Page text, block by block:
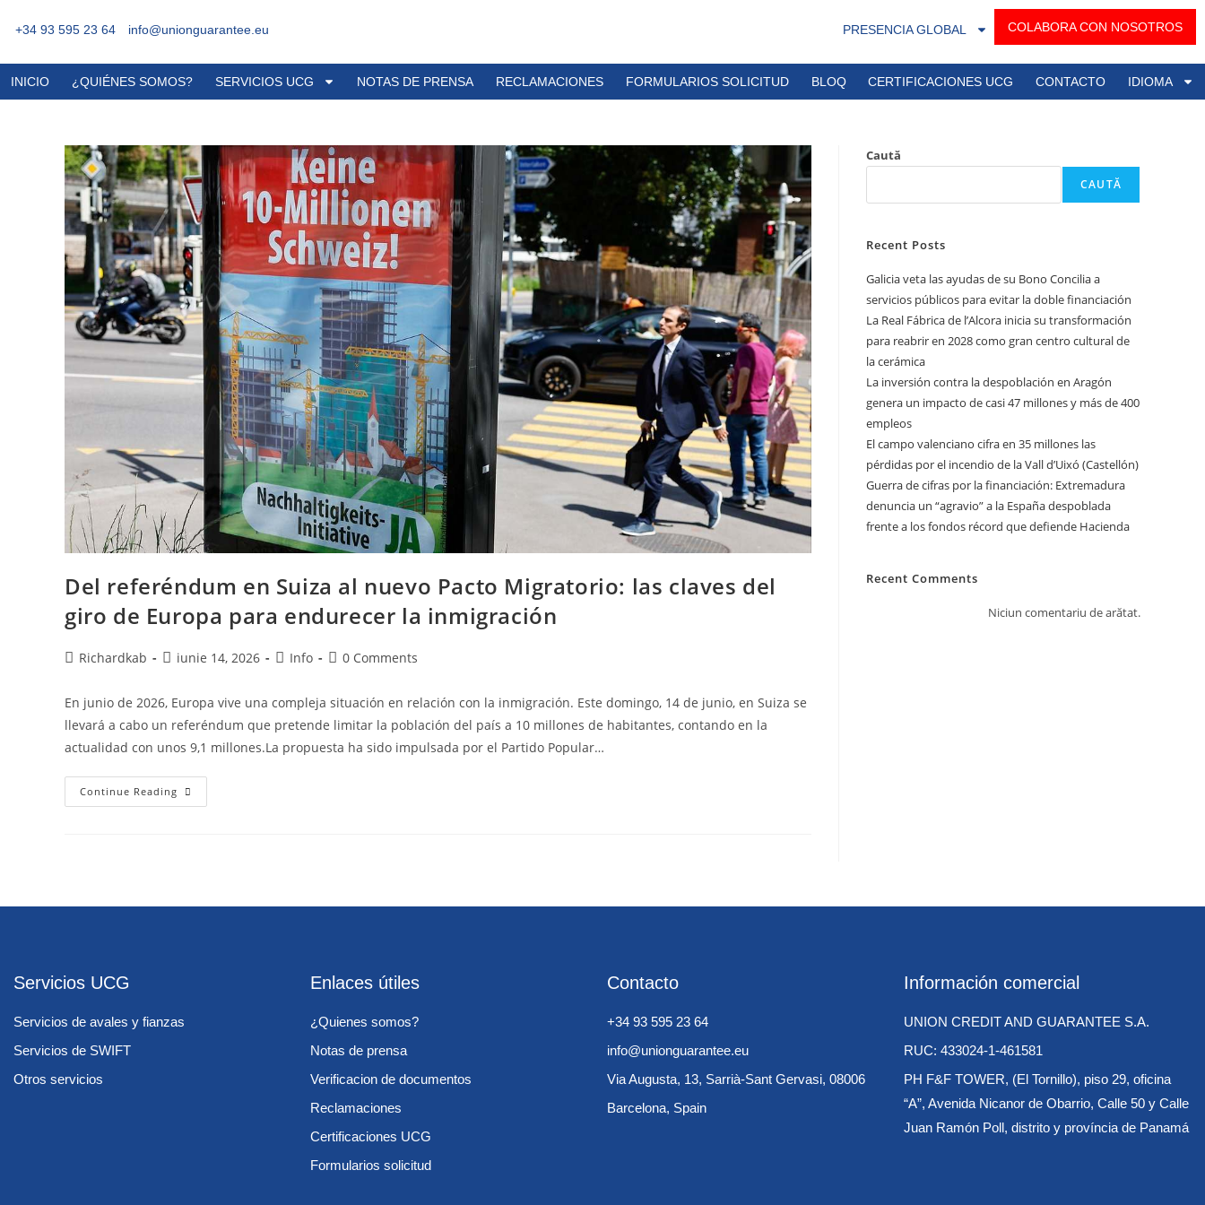
+34 93 595 23 64 info@unionguarantee.eu PRESENCIA GLOBAL COLABORA CON NOSOTROS
INICIO ¿QUIÉNES SOMOS? SERVICIOS UCG NOTAS DE PRENSA RECLAMACIONES FORMULARIOS SOLICITUD BLOQ CERTIFICACIONES UCG CONTACTO IDIOMA
Del referéndum en Suiza al nuevo Pacto Migratorio: las claves del
giro de Europa para endurecer la inmigración
Richardkab iunie 14, 2026 Info 0 Comments
En junio de 2026, Europa vive una compleja situación en relación con la inmigración. Este domingo, 14 de junio, en Suiza se
llevará a cabo un referéndum que pretende limitar la población del país a 10 millones de habitantes, contando en la
actualidad con unos 9,1 millones.La propuesta ha sido impulsada por el Partido Popular…
Continue Reading
Caută
CAUTĂ
Recent Posts
Galicia veta las ayudas de su Bono Concilia a
servicios públicos para evitar la doble financiación
La Real Fábrica de l’Alcora inicia su transformación
para reabrir en 2028 como gran centro cultural de
la cerámica
La inversión contra la despoblación en Aragón
genera un impacto de casi 47 millones y más de 400
empleos
El campo valenciano cifra en 35 millones las
pérdidas por el incendio de la Vall d’Uixó (Castellón)
Guerra de cifras por la financiación: Extremadura
denuncia un “agravio” a la España despoblada
frente a los fondos récord que defiende Hacienda
Recent Comments
Niciun comentariu de arătat.
Servicios UCG
Servicios de avales y fianzas
Servicios de SWIFT
Otros servicios
Enlaces útiles
¿Quienes somos?
Notas de prensa
Verificacion de documentos
Reclamaciones
Certificaciones UCG
Formularios solicitud
Contacto
+34 93 595 23 64
info@unionguarantee.eu
Via Augusta, 13, Sarrià-Sant Gervasi, 08006
Barcelona, Spain
Información comercial
UNION CREDIT AND GUARANTEE S.A.
RUC: 433024-1-461581
PH F&F TOWER, (El Tornillo), piso 29, oficina
“A”, Avenida Nicanor de Obarrio, Calle 50 y Calle
Juan Ramón Poll, distrito y província de Panamá